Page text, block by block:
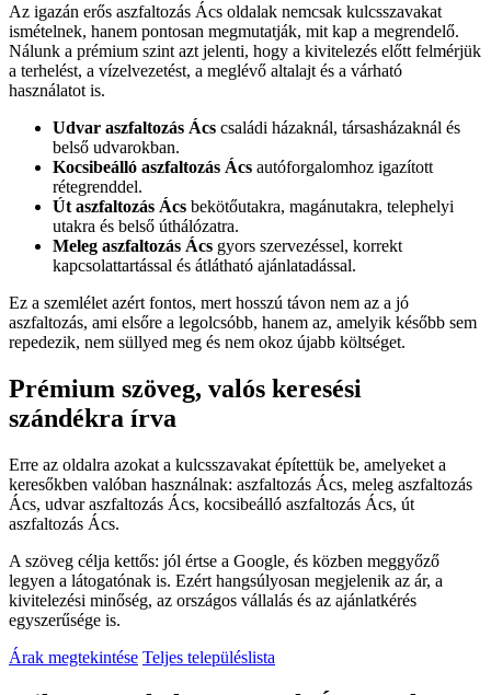
Az igazán erős aszfaltozás Ács oldalak nemcsak kulcsszavakat
ismételnek, hanem pontosan megmutatják, mit kap a megrendelő.
Nálunk a prémium szint azt jelenti, hogy a kivitelezés előtt felmérjük
a terhelést, a vízelvezetést, a meglévő altalajt és a várható
használatot is.
Udvar aszfaltozás Ács családi házaknál, társasházaknál és
belső udvarokban.
Kocsibeálló aszfaltozás Ács autóforgalomhoz igazított
rétegrenddel.
Út aszfaltozás Ács bekötőutakra, magánutakra, telephelyi
utakra és belső úthálózatra.
Meleg aszfaltozás Ács gyors szervezéssel, korrekt
kapcsolattartással és átlátható ajánlatadással.
Ez a szemlélet azért fontos, mert hosszú távon nem az a jó
aszfaltozás, ami elsőre a legolcsóbb, hanem az, amelyik később sem
repedezik, nem süllyed meg és nem okoz újabb költséget.
Prémium szöveg, valós keresési
szándékra írva
Erre az oldalra azokat a kulcsszavakat építettük be, amelyeket a
keresőkben valóban használnak: aszfaltozás Ács, meleg aszfaltozás
Ács, udvar aszfaltozás Ács, kocsibeálló aszfaltozás Ács, út
aszfaltozás Ács.
A szöveg célja kettős: jól értse a Google, és közben meggyőző
legyen a látogatónak is. Ezért hangsúlyosan megjelenik az ár, a
kivitelezési minőség, az országos vállalás és az ajánlatkérés
egyszerűsége is.
Árak megtekintése Teljes településlista